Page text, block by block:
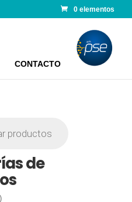
0 elementos
CONTACTO
de
1